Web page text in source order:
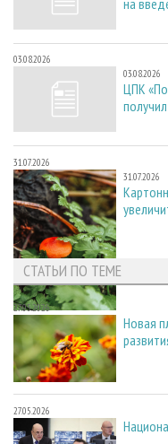
на
03.08.2026
03.08.2026
ЦПК
31.07.2026
31.07.2026
СТАТЬИ ПО ТЕМЕ
27.05.2026
Новая
27.05.2026